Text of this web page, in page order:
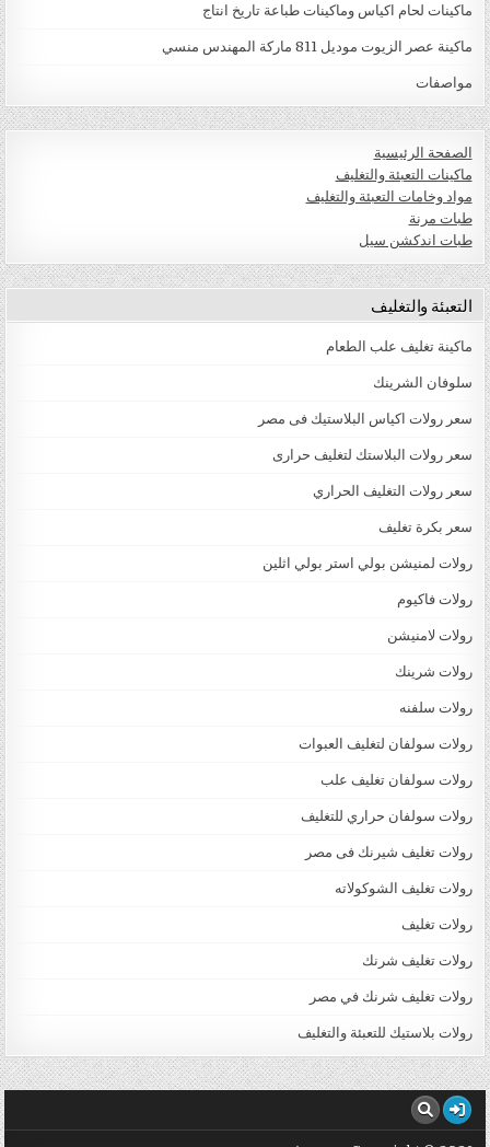
ماكينات لحام اكياس وماكينات طباعة تاريخ انتاج
ماكينة عصر الزيوت موديل 811 ماركة المهندس منسي
مواصفات
الصفحة الرئيسية
ماكينات التعبئة والتغليف
مواد وخامات التعبئة والتغليف
طبات مرنة
طبات اندكشن سيل
التعبئة والتغليف
ماكينة تغليف علب الطعام
سلوفان الشرينك
سعر رولات اكياس البلاستيك فى مصر
سعر رولات البلاستك لتغليف حرارى
سعر رولات التغليف الحراري
سعر بكرة تغليف
رولات لمنيشن بولي استر بولي اثلين
رولات فاكيوم
رولات لامنيشن
رولات شرينك
رولات سلفنه
رولات سولفان لتغليف العبوات
رولات سولفان تغليف علب
رولات سولفان حراري للتغليف
رولات تغليف شيرنك فى مصر
رولات تغليف الشوكولاته
رولات تغليف
رولات تغليف شرنك
رولات تغليف شرنك في مصر
رولات بلاستيك للتعبئة والتغليف